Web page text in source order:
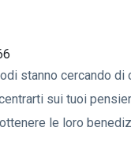
stanno cercando di
sui tuoi
le loro